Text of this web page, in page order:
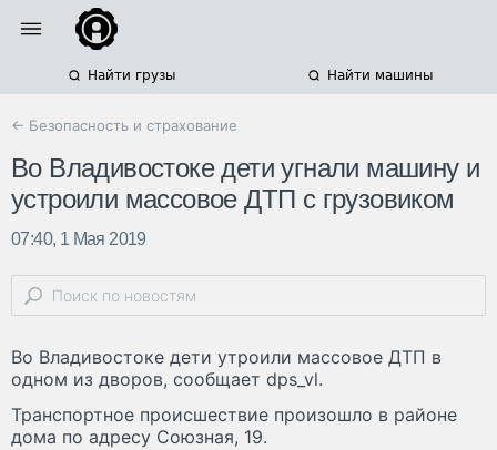
Найти грузы Найти машины
← Безопасность и страхование
Во Владивостоке дети угнали машину и
устроили массовое ДТП с грузовиком
07:40, 1 Мая 2019
Во Владивостоке дети утроили массовое ДТП в
одном из дворов, сообщает dps_vl.
Транспортное происшествие произошло в районе
дома по адресу Союзная, 19.